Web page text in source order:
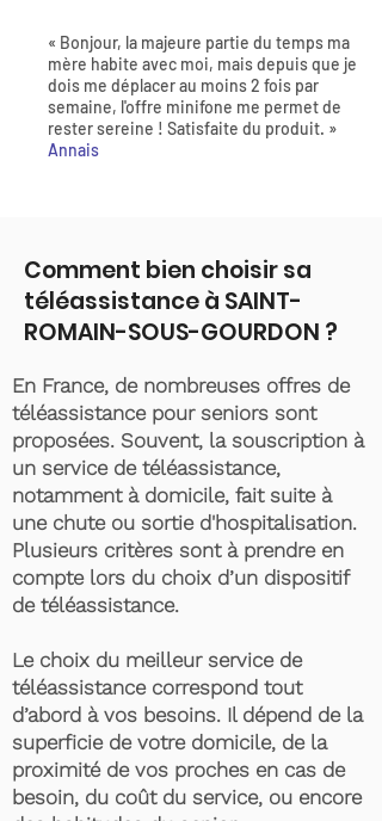
« Bonjour, la majeure partie du temps ma
mère habite avec moi, mais depuis que je
dois me déplacer au moins 2 fois par
semaine, l'offre minifone me permet de
rester sereine ! Satisfaite du produit. »
Annais
Comment bien choisir sa
téléassistance à SAINT-
ROMAIN-SOUS-GOURDON ?
En France, de nombreuses offres de
téléassistance pour seniors sont
proposées. Souvent, la souscription à
un service de téléassistance,
notamment à domicile, fait suite à
une chute ou sortie d'hospitalisation.
Plusieurs critères sont à prendre en
compte lors du choix d’un dispositif
de téléassistance.
Le choix du meilleur service de
téléassistance correspond tout
d’abord à vos besoins. Il dépend de la
superficie de votre domicile, de la
proximité de vos proches en cas de
besoin, du coût du service, ou encore